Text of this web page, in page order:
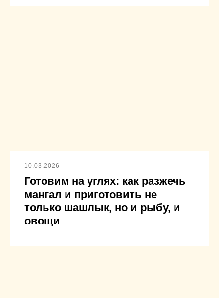
10.03.2026
Готовим на углях: как разжечь
мангал и приготовить не
только шашлык, но и рыбу, и
овощи